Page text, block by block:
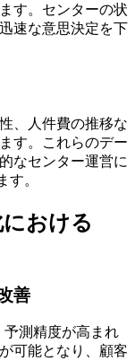
す。センターの状
速な意思決定を下
、人件費の推移な
す。これらのデー
なセンター運営に
す。
おける
善
測精度が高まれ
可能となり、顧客